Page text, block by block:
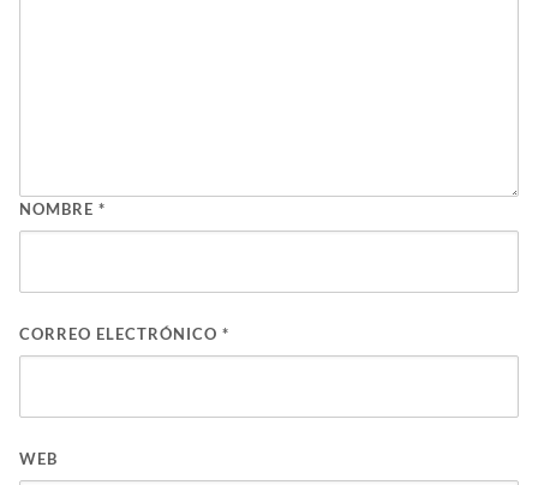
NOMBRE *
CORREO ELECTRÓNICO *
WEB